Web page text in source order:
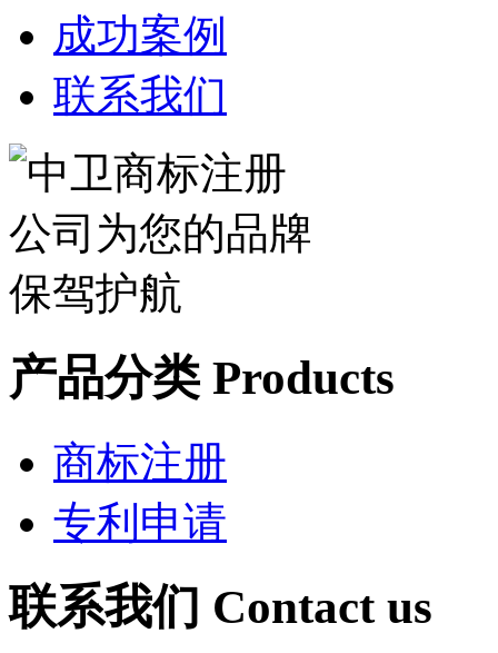
成功案例
联系我们
产品分类 Products
商标注册
专利申请
联系我们 Contact us